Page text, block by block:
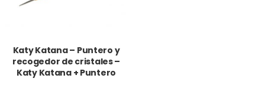
Katy Katana – Puntero y
recogedor de cristales –
Katy Katana + Puntero